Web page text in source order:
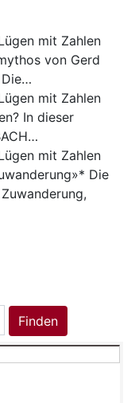
mit Zahlen
von Gerd
Die…
mit Zahlen
In dieser
mit Zahlen
Die
Finden